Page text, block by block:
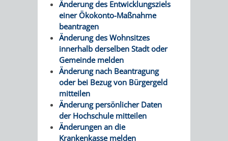
Änderung des Entwicklungsziels
einer Ökokonto-Maßnahme
beantragen
Änderung des Wohnsitzes
innerhalb derselben Stadt oder
Gemeinde melden
Änderung nach Beantragung
oder bei Bezug von Bürgergeld
mitteilen
Änderung persönlicher Daten
der Hochschule mitteilen
Änderungen an die
Krankenkasse melden